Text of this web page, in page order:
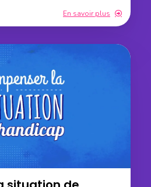
En savoir plus